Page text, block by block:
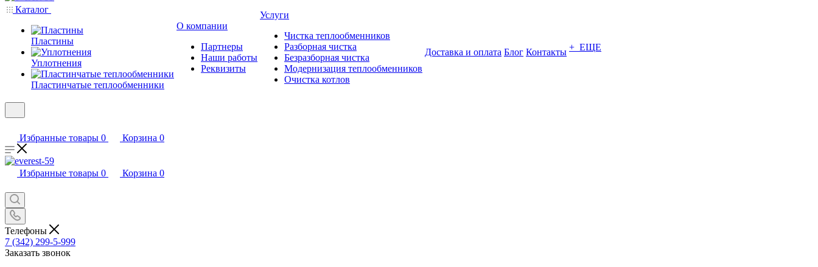
Каталог
Пластины
Уплотнения
Пластинчатые теплообменники
О компании
Партнеры
Наши работы
Реквизиты
Услуги
Чистка теплообменников
Разборная чистка
Безразборная чистка
Модернизация теплообменников
Очистка котлов
Доставка и оплата Блог Контакты + ЕЩЕ
Избранные товары 0 Корзина 0
Избранные товары 0 Корзина 0
Телефоны
7 (342) 299-5-999
Заказать звонок